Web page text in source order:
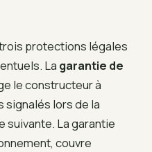
protections légales
La garantie de
le constructeur à
lors de la
suivante. La garantie
couvre